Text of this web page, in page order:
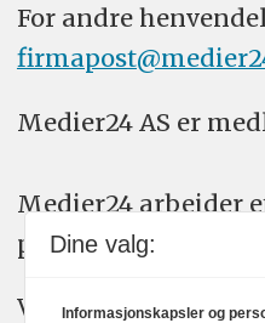
For andre
Medier24 AS er
Medier24 arbeider
plakatens regler for
Vi bruker KI-verktøy
Dine valg:
Informasjonskapsler og